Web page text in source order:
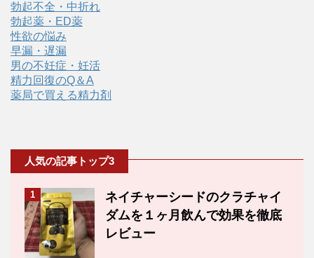
勃起不全・中折れ
勃起薬・ED薬
性欲の悩み
早漏・遅漏
男の不妊症・妊活
精力回復のQ＆A
薬局で買える精力剤
人気の記事トップ3
1
ネイチャーシードのクラチャイ
ダムを１ヶ月飲んで効果を徹底
レビュー